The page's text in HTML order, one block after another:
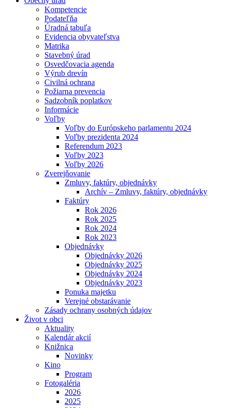
Kompetencie
Podateľňa
Úradná tabuľa
Evidencia obyvateľstva
Matrika
Stavebný úrad
Osvedčovacia agenda
Výrub drevín
Civilná ochrana
Požiarna prevencia
Sadzobník poplatkov
Informácie
Voľby
Voľby do Európskeho parlamentu 2024
Voľby prezidenta 2024
Referendum 2023
Voľby 2023
Voľby 2026
Zverejňovanie
Zmluvy, faktúry, objednávky
Archív – Zmluvy, faktúry, objednávky
Faktúry
Rok 2026
Rok 2025
Rok 2024
Rok 2023
Objednávky
Objednávky 2026
Objednávky 2025
Objednávky 2024
Objednávky 2023
Ponuka majetku
Verejné obstarávanie
Zásady ochrany osobných údajov
Život v obci
Aktuality
Kalendár akcií
Knižnica
Novinky
Kino
Program
Fotogaléria
2026
2025